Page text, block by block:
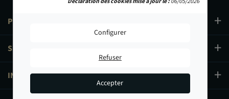
43,90 €
PRODUITS
SERVICES
INFORMATIONS
Configurer
Refuser
Accepter